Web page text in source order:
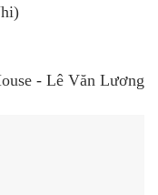
- Lê Văn Lương